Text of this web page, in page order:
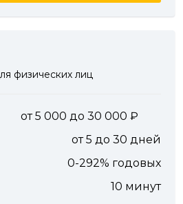
физических лиц
от 5 000 до 30 000
от 5 до 30 дней
0-292% годовых
10 минут